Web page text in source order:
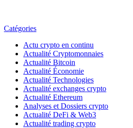
Catégories
Actu crypto en continu
Actualité Cryptomonnaies
Actualité Bitcoin
Actualité Économie
Actualité Technologies
Actualité exchanges crypto
Actualité Ethereum
Analyses et Dossiers crypto
Actualité DeFi & Web3
Actualité trading crypto